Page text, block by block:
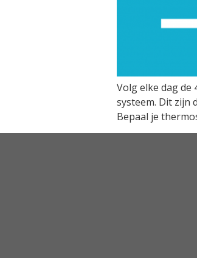
Volg elke dag
systeem. Dit zijn
Bepaal je